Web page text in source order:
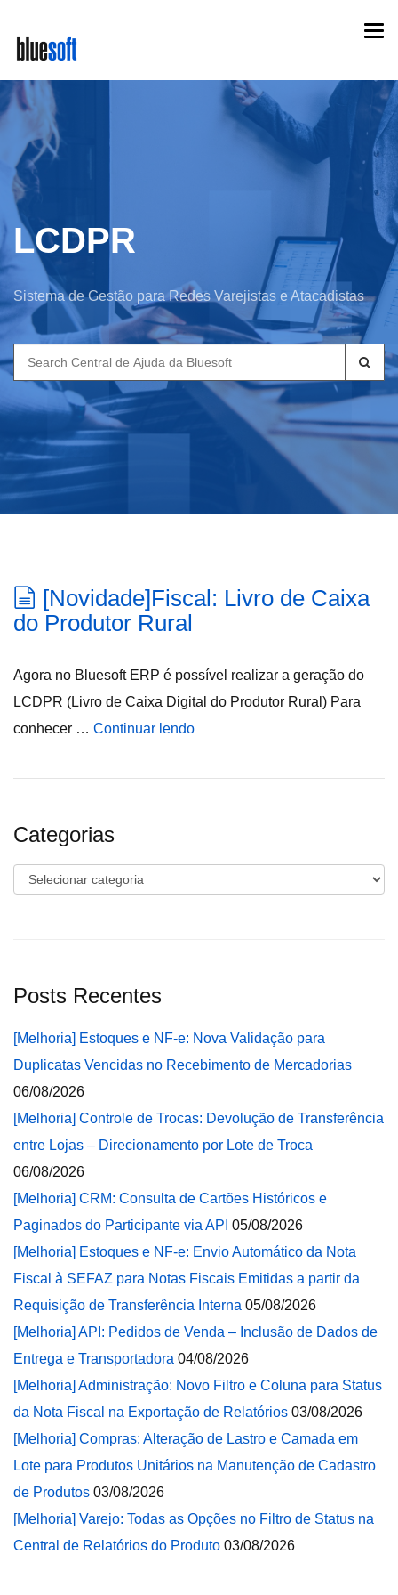
main
content
LCDPR
Sistema de Gestão para Redes Varejistas e Atacadistas
Search
for:
[Novidade]Fiscal: Livro de Caixa
do Produtor Rural
Agora no Bluesoft ERP é possível realizar a geração do
LCDPR (Livro de Caixa Digital do Produtor Rural) Para
conhecer … Continuar lendo
Categorias
Categorias
Posts Recentes
[Melhoria] Estoques e NF-e: Nova Validação para
Duplicatas Vencidas no Recebimento de Mercadorias
06/08/2026
[Melhoria] Controle de Trocas: Devolução de Transferência
entre Lojas – Direcionamento por Lote de Troca
06/08/2026
[Melhoria] CRM: Consulta de Cartões Históricos e
Paginados do Participante via API 05/08/2026
[Melhoria] Estoques e NF-e: Envio Automático da Nota
Fiscal à SEFAZ para Notas Fiscais Emitidas a partir da
Requisição de Transferência Interna 05/08/2026
[Melhoria] API: Pedidos de Venda – Inclusão de Dados de
Entrega e Transportadora 04/08/2026
[Melhoria] Administração: Novo Filtro e Coluna para Status
da Nota Fiscal na Exportação de Relatórios 03/08/2026
[Melhoria] Compras: Alteração de Lastro e Camada em
Lote para Produtos Unitários na Manutenção de Cadastro
de Produtos 03/08/2026
[Melhoria] Varejo: Todas as Opções no Filtro de Status na
Central de Relatórios do Produto 03/08/2026